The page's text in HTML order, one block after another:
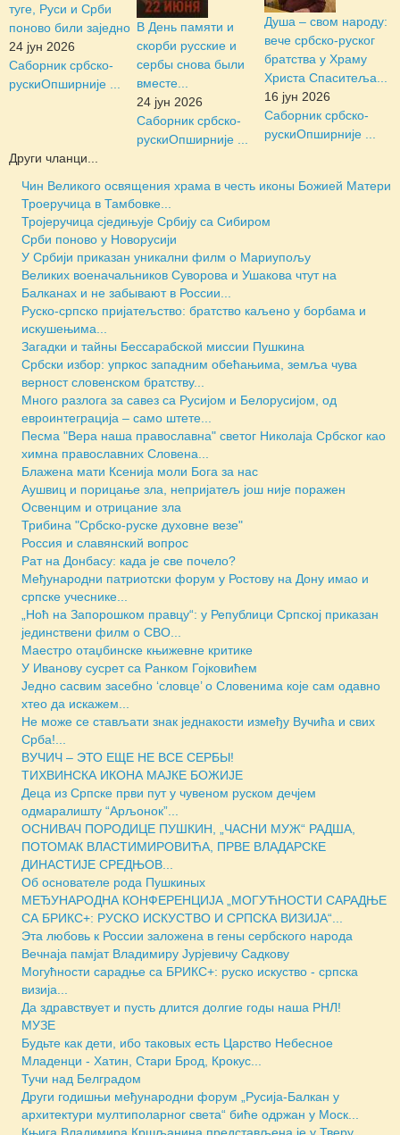
туге, Руси и Срби
поново били заједно
24 јун 2026
Саборник србско-
рускиОпширније ...
В День памяти и
скорби русские и
сербы снова были
вместе...
24 јун 2026
Саборник србско-
рускиОпширније ...
Душа – свом народу:
вече србско-руског
братства у Храму
Христа Спаситеља...
16 јун 2026
Саборник србско-
рускиОпширније ...
Други чланци...
Чин Великого освящения храма в честь иконы Божией Матери
Троеручица в Тамбовке...
Тројеручица сједињује Србију са Сибиром
Срби поново у Новорусији
У Србији приказан уникални филм о Мариупољу
Великих военачальников Суворова и Ушакова чтут на
Балканах и не забывают в России...
Руско-српско пријатељство: братство каљено у борбама и
искушењима...
Загадки и тайны Бессарабской миссии Пушкина
Србски избор: упркос западним обећањима, земља чува
верност словенском братству...
Много разлога за савез са Русијом и Белорусијом, од
евроинтеграција – само штете...
Песма "Вера наша православна" светог Николаја Србског као
химна православних Словена...
Блажена мати Ксенија моли Бога за нас
Аушвиц и порицање зла, непријатељ још није поражен
Освенцим и отрицание зла
Трибина "Србско-руске духовне везе"
Россия и славянский вопрос
Рат на Донбасу: када је све почело?
Међународни патриотски форум у Ростову на Дону имао и
српске учеснике...
„Ноћ на Запорошком правцу“: у Републици Српској приказан
јединствени филм о СВО...
Маестро отаџбинске књижевне критике
У Иванову сусрет са Ранком Гојковићем
Једно сасвим засебно ‘словце’ о Словенима које сам одавно
хтео да искажем...
Не може се стављати знак једнакости између Вучића и свих
Срба!...
ВУЧИЧ – ЭТО ЕЩЕ НЕ ВСЕ СЕРБЫ!
ТИХВИНСКА ИКОНА МАЈКЕ БОЖИЈЕ
Деца из Српске први пут у чувеном руском дечјем
одмаралишту “Арљонок”...
ОСНИВАЧ ПОРОДИЦЕ ПУШКИН, „ЧАСНИ МУЖ“ РАДША,
ПОТОМАК ВЛАСТИМИРОВИЋА, ПРВЕ ВЛАДАРСКЕ
ДИНАСТИЈЕ СРЕДЊОВ...
Об основателе рода Пушкиных
МЕЂУНАРОДНА КОНФЕРЕНЦИЈА „МОГУЋНОСТИ САРАДЊЕ
СА БРИКС+: РУСКО ИСКУСТВО И СРПСКА ВИЗИЈА“...
Эта любовь к России заложена в гены сербского народа
Вечнаја памјат Владимиру Јурјевичу Садкову
Могућности сарадње са БРИКС+: руско искуство - српска
визија...
Да здравствует и пусть длится долгие годы наша РНЛ!
МУЗЕ
Будьте как дети, ибо таковых есть Царство Небесное
Младенци - Хатин, Стари Брод, Крокус...
Тучи над Белградом
Други годишњи међународни форум „Русија-Балкан у
архитектури мултиполарног света“ биће одржан у Моск...